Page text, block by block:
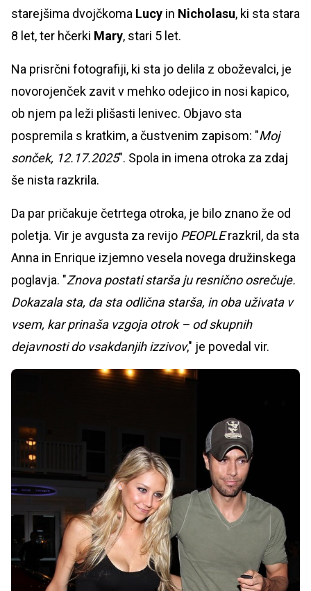
starejšima dvojčkoma Lucy in Nicholasu, ki sta stara
8 let, ter hčerki Mary, stari 5 let.
Na prisrčni fotografiji, ki sta jo delila z oboževalci, je
novorojenček zavit v mehko odejico in nosi kapico,
ob njem pa leži plišasti lenivec. Objavo sta
pospremila s kratkim, a čustvenim zapisom: "Moj
sonček, 12.17.2025". Spola in imena otroka za zdaj
še nista razkrila.
Da par pričakuje četrtega otroka, je bilo znano že od
poletja. Vir je avgusta za revijo PEOPLErazkril, da sta
Anna in Enrique izjemno vesela novega družinskega
poglavja. "Znova postati starša ju resnično osrečuje.
Dokazala sta, da sta odlična starša, in oba uživata v
vsem, kar prinaša vzgoja otrok – od skupnih
dejavnosti do vsakdanjih izzivov," je povedal vir.